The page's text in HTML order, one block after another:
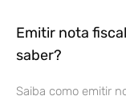
Emitir nota
saber?
Saiba como emitir